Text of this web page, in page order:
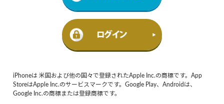
iPhoneは 米国および他の国々で登録されたApple Inc.の商標です。App
StoreはApple Inc.のサービスマークです。Google Play、Androidは、
Google Inc.の商標または登録商標です。